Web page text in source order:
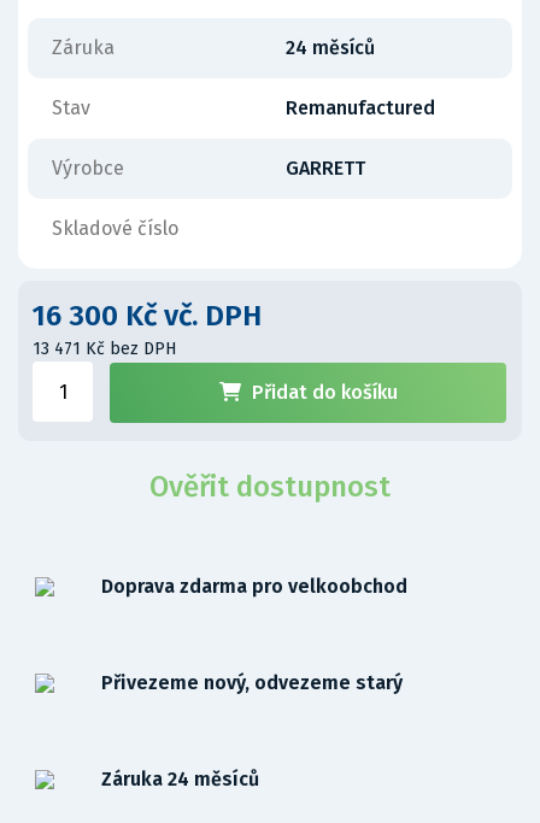
Záruka 24 měsíců
Stav Remanufactured
Výrobce GARRETT
Skladové číslo
16 300 Kč vč. DPH
13 471 Kč bez DPH
Přidat do košíku
Ověřit dostupnost
Doprava zdarma pro velkoobchod
Přivezeme nový, odvezeme starý
Záruka 24 měsíců